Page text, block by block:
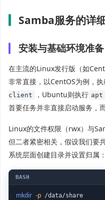
Samba服务的详
安装与基础环境准备
在主流的Linux发行版（如
非常直接，以CentOS为例，
client
，Ubuntu则执行
首要任务并非直接启动服务，
Linux的文件权限（rwx）与
但二者紧密相关，假设我们要
系统层面创建目录并设置归属：
mkdir -p